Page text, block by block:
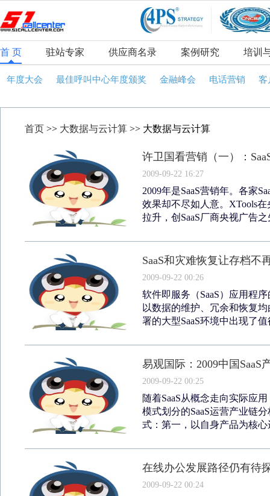
首 页 驻站专家 供应商名录 案例研究 培训
年度大会 最佳呼叫中心年度颁奖 金融峰会 电话营销 客
首页 >> 大数据与云计算 >> 大数据与云计算
许卫国看营销（一）：
2009-09-22 16:27
2009年是SaaS营销年。各家
效果却不尽如人意。XTools
拉升，创SaaS厂商央视广告
SaaS和灾难恢复让存档不
2009-09-22 00:26
软件即服务（SaaS）应用程
以数据的维护、冗余和恢复
署的大型SaaS环境中出现了
易观国际：2009中国SaaS
2009-09-22 00:25
随着SaaS从概念走向实际应
模式划分的SaaS运营产业链
式：第一，以自身产品为核心
在线办公发展路径仍有待
2009-09-22 00:24